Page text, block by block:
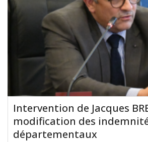
Intervention de Jacques
modification des
départementaux